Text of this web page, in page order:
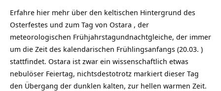
Erfahre hier mehr über den keltischen Hintergrund des
Osterfestes und zum Tag von Ostara , der
meteorologischen Frühjahrstagundnachtgleiche, der immer
um die Zeit des kalendarischen Frühlingsanfangs (20.03. )
stattfindet. Ostara ist zwar ein wissenschaftlich etwas
nebulöser Feiertag, nichtsdestotrotz markiert dieser Tag
den Übergang der dunklen kalten, zur hellen warmen Zeit.